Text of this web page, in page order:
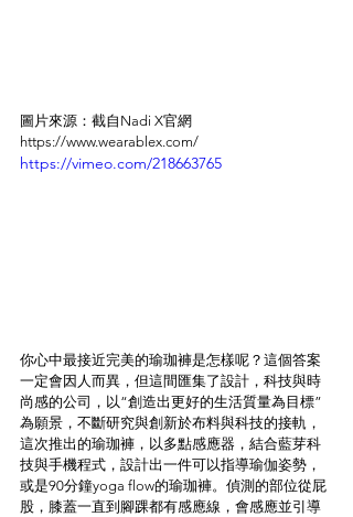
圖片來源：截自Nadi X官網
https://www.wearablex.com/
https://vimeo.com/218663765
你心中最接近完美的瑜珈褲是怎樣呢？這個答案
一定會因人而異，但這間匯集了設計，科技與時
尚感的公司，以“創造出更好的生活質量為目標”
為願景，不斷研究與創新於布料與科技的接軌，
這次推出的瑜珈褲，以多點感應器，結合藍芽科
技與手機程式，設計出一件可以指導瑜伽姿勢，
或是90分鐘yoga flow的瑜珈褲。偵測的部位從屁
股，膝蓋一直到腳踝都有感應線，會感應並引導